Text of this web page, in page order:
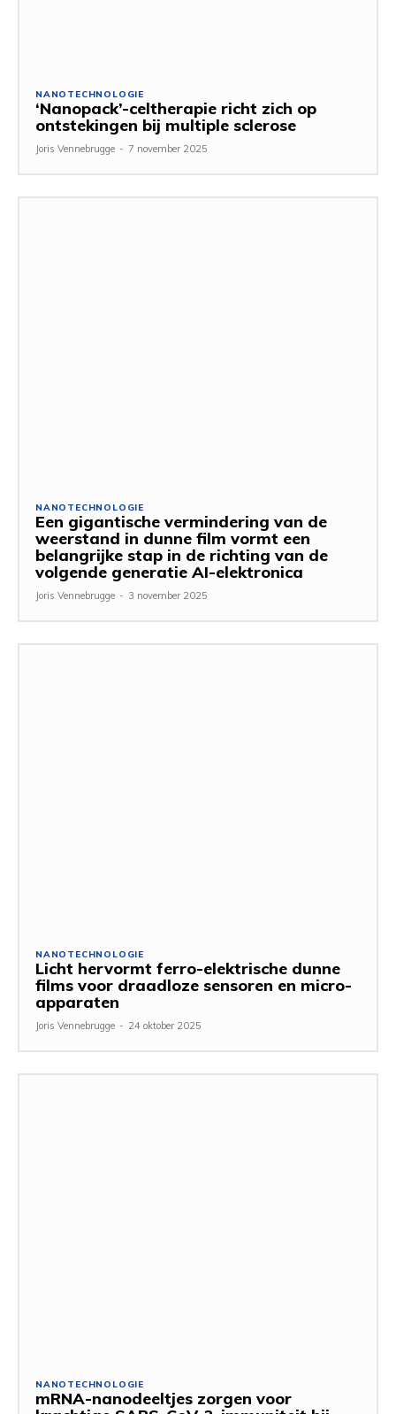
NANOTECHNOLOGIE
‘Nanopack’-celtherapie richt zich op
ontstekingen bij multiple sclerose
Joris Vennebrugge - 7 november 2025
NANOTECHNOLOGIE
Een gigantische vermindering van de
weerstand in dunne film vormt een
belangrijke stap in de richting van de
volgende generatie AI-elektronica
Joris Vennebrugge - 3 november 2025
NANOTECHNOLOGIE
Licht hervormt ferro-elektrische dunne
films voor draadloze sensoren en micro-
apparaten
Joris Vennebrugge - 24 oktober 2025
NANOTECHNOLOGIE
mRNA-nanodeeltjes zorgen voor